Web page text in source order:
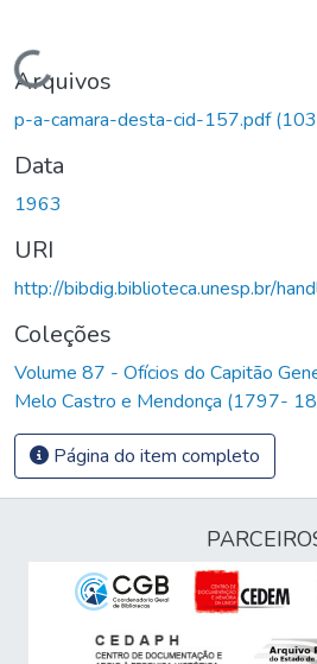
Carregando...
Arquivos
p-a-camara-desta-cid-157.pdf
Data
1963
URI
http://bibdig.biblioteca.unesp.br/
Coleções
Volume 87 - Ofícios do Capitão
Melo Castro e Mendonça (1797-
Página do item completo